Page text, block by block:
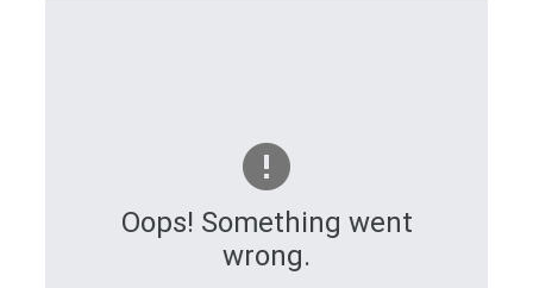
Oops! Something went
wrong.